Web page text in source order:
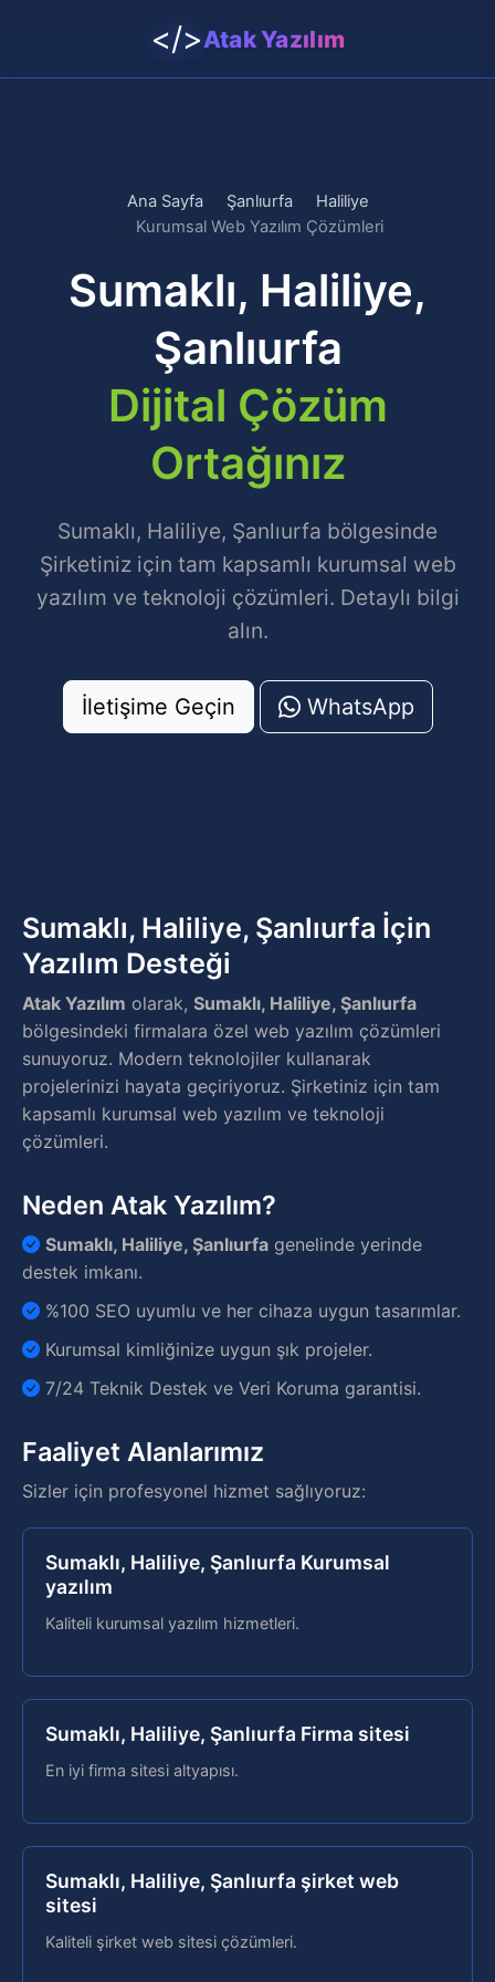
</>Atak Yazılım
Ana Sayfa Şanlıurfa
Haliliye
Kurumsal Web Yazılım Çözümleri
Sumaklı, Haliliye,
Şanlıurfa
Dijital Çözüm
Ortağınız
Sumaklı, Haliliye, Şanlıurfa bölgesinde
Şirketiniz için tam kapsamlı kurumsal web
yazılım ve teknoloji çözümleri. Detaylı bilgi
alın.
İletişime Geçin WhatsApp
Sumaklı, Haliliye, Şanlıurfa İçin
Yazılım Desteği
Atak Yazılım olarak, Sumaklı, Haliliye, Şanlıurfa
bölgesindeki firmalara özel web yazılım çözümleri
sunuyoruz. Modern teknolojiler kullanarak
projelerinizi hayata geçiriyoruz. Şirketiniz için tam
kapsamlı kurumsal web yazılım ve teknoloji
çözümleri.
Neden Atak Yazılım?
Sumaklı, Haliliye, Şanlıurfa genelinde yerinde
destek imkanı.
%100 SEO uyumlu ve her cihaza uygun tasarımlar.
Kurumsal kimliğinize uygun şık projeler.
7/24 Teknik Destek ve Veri Koruma garantisi.
Faaliyet Alanlarımız
Sizler için profesyonel hizmet sağlıyoruz:
Sumaklı, Haliliye, Şanlıurfa Kurumsal
yazılım
Kaliteli kurumsal yazılım hizmetleri.
Sumaklı, Haliliye, Şanlıurfa Firma sitesi
En iyi firma sitesi altyapısı.
Sumaklı, Haliliye, Şanlıurfa şirket web
sitesi
Kaliteli şirket web sitesi çözümleri.